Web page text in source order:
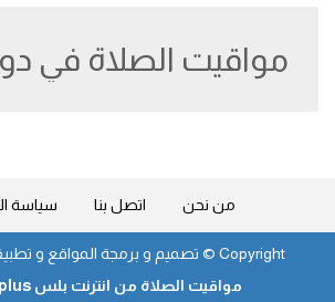
مواقيت الصلاة في
من نحن اتصل بنا سياسة
Copyright ©
تصميم و برمجة المواقع و
مواقيت الصلاة من انترنت بلس internetplus